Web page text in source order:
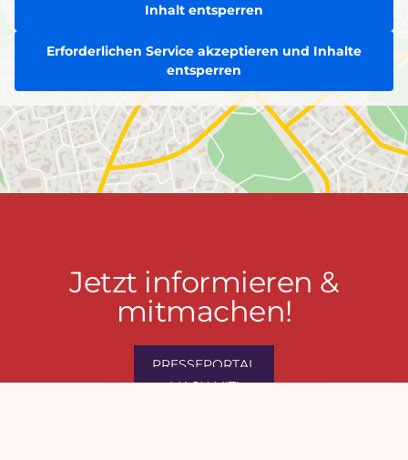
Inhalt entsperren
Erforderlichen Service akzeptieren und Inhalte
entsperren
Jetzt
informieren
mitmachen!
Jetzt informieren &
mitmachen!
PRESSEPORTAL
MACH MIT!